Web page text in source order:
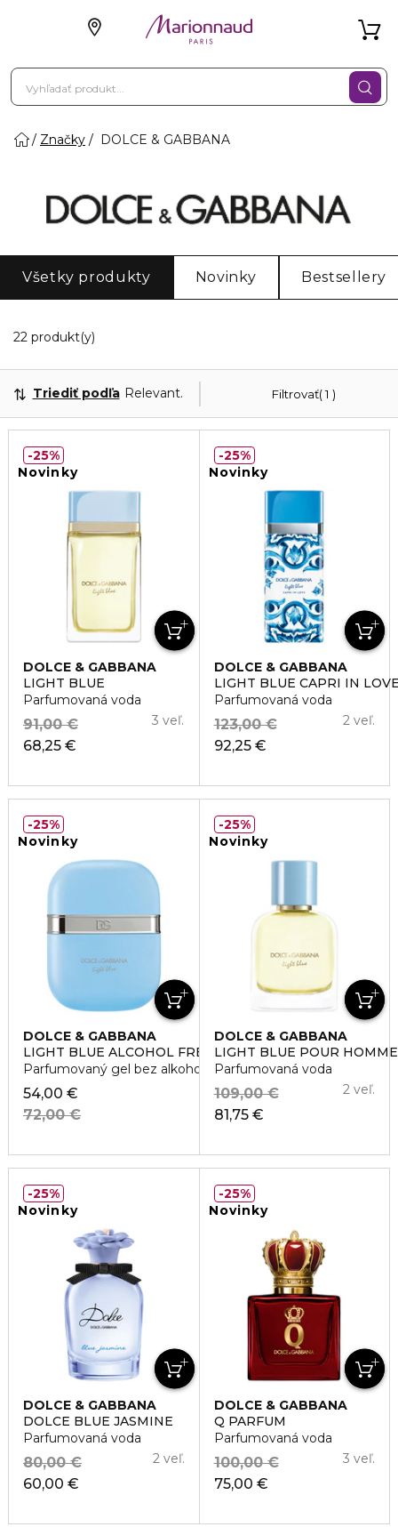
Značky DOLCE & GABBANA
Všetky produkty Novinky Bestsellery
22 produkt(y)
Filtrovať 1
Triediť podľa Relevantnosť
Novinky
DOLCE & GABBANA
LIGHT BLUE
Parfumovaná voda
68,25 €
91,00 € 3 veľ.
25%
Novinky
DOLCE & GABBANA
LIGHT BLUE CAPRI IN
Parfumovaná voda
92,25 €
123,00 € 2 veľ.
25%
Novinky
DOLCE & GABBANA
LIGHT BLUE ALCOHOL FREE PERFUME GEL
Parfumovaný gel bez alkoholu
54,00 €
72,00 €
25%
Novinky
DOLCE & GABBANA
LIGHT BLUE POUR HOMME
Parfumovaná voda
81,75 €
109,00 € 2 veľ.
25%
Novinky
DOLCE & GABBANA
DOLCE BLUE JASMINE
Parfumovaná voda
60,00 €
80,00 € 2 veľ.
25%
Novinky
DOLCE & GABBANA
Q PARFUM
Parfumovaná voda
75,00 €
100,00 € 3 veľ.
25%